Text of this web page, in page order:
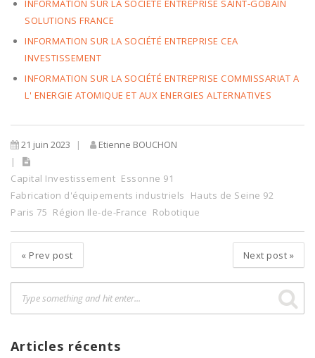
INFORMATION SUR LA SOCIÉTÉ ENTREPRISE SAINT-GOBAIN
SOLUTIONS FRANCE
INFORMATION SUR LA SOCIÉTÉ ENTREPRISE CEA
INVESTISSEMENT
INFORMATION SUR LA SOCIÉTÉ ENTREPRISE COMMISSARIAT A
L' ENERGIE ATOMIQUE ET AUX ENERGIES ALTERNATIVES
21 juin 2023 Etienne BOUCHON
Capital Investissement Essonne 91
Fabrication d'équipements industriels
Hauts de Seine 92
Paris 75 Région Ile-de-France Robotique
« Prev post Next post »
Articles récents